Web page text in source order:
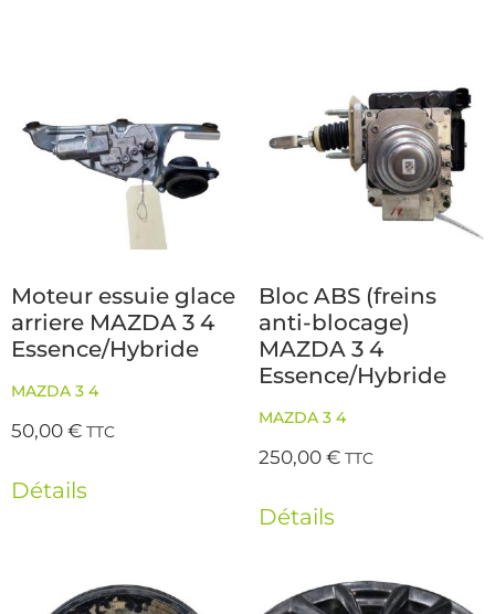
Moteur essuie glace
arriere MAZDA 3 4
Essence/Hybride
MAZDA 3 4
50,00€ TTC
Détails
Bloc ABS (freins
anti-blocage)
MAZDA 3 4
Essence/Hybride
MAZDA 3 4
250,00€ TTC
Détails